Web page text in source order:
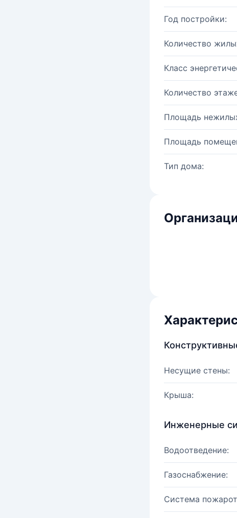
Год постройки:
Количество
Класс
Количество
Площадь
Площадь
Тип дома:
Несущие стены:
Крыша:
Инженерные
Водоотведение:
Газоснабжение:
Система